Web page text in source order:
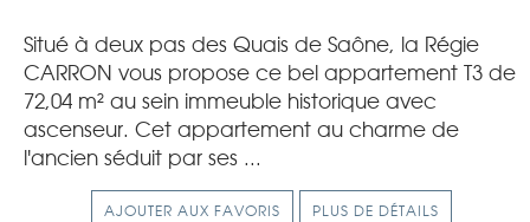
Situé à deux pas des Quais de Saône, la Régie
CARRON vous propose ce bel appartement T3 de
72,04 m² au sein immeuble historique avec
ascenseur. Cet appartement au charme de
l'ancien séduit par ses ...
AJOUTER AUX FAVORIS PLUS DE DÉTAILS